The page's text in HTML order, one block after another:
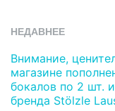
НЕДАВНЕЕ
Внимание,
магазине
бокалов по 2 шт.
бренда Stölzle